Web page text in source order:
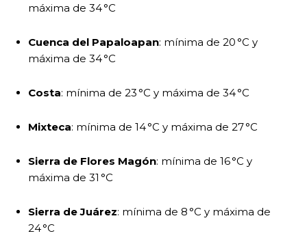
máxima de 34 °C
Cuenca del Papaloapan: mínima de 20 °C y
máxima de 34 °C
Costa: mínima de 23 °C y máxima de 34 °C
Mixteca: mínima de 14 °C y máxima de 27 °C
Sierra de Flores Magón: mínima de 16 °C y
máxima de 31 °C
Sierra de Juárez: mínima de 8 °C y máxima de
24 °C